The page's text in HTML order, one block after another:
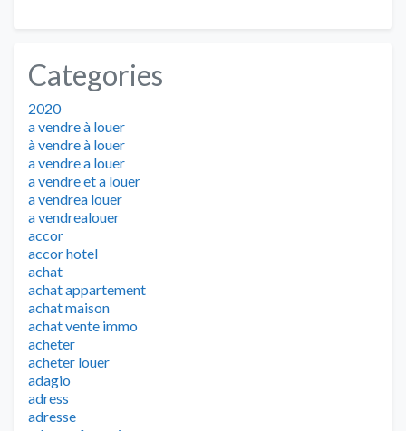
Categories
2020
a vendre à louer
à vendre à louer
a vendre a louer
a vendre et a louer
a vendrea louer
a vendrealouer
accor
accor hotel
achat
achat appartement
achat maison
achat vente immo
acheter
acheter louer
adagio
adress
adresse